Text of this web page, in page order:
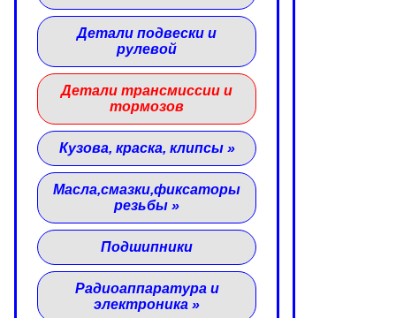
Детали подвески и
рулевой
Детали трансмиссии и
тормозов
Кузова, краска, клипсы»
Масла,смазки,фиксаторы
резьбы »
Подшипники
Радиоаппаратура и
электроника »